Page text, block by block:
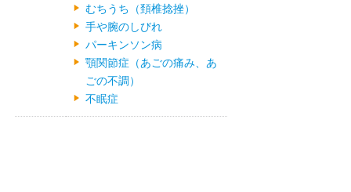
むちうち（頚椎捻挫）
手や腕のしびれ
パーキンソン病
顎関節症（あごの痛み、あ
ごの不調）
不眠症